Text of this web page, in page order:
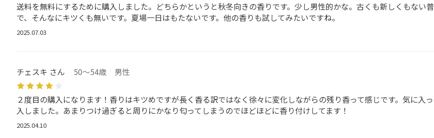
送料を無料にするために購入しました。どちらかというと秋冬向きの香りです。少し男性的かな。古くも新しくもない
で、そんなにキツくも無いです。夏場一日はもたないです。他の香りも試してみたいですね。
2025.07.03
チェスキ さん 50～54歳 男性
２度目の購入になります！香りはキツめですが長く香る訳ではなく徐々に変化しながらの残り香って感じです。気に入
入しました。あまりつけ過ぎると周りにかなり匂ってしまうのでほどほどに香り付けしてます！
2025.04.10